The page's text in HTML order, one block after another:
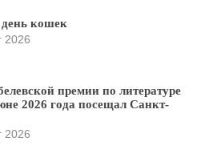
кошек
2026
премии по литературе
2026 года посещал Санкт-
2026